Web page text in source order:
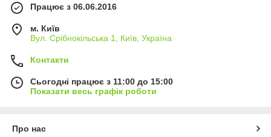
Працює з 06.06.2016
м. Київ
Вул. Срібнокільська 1, Київ, Україна
Контакти
Сьогодні працює з 11:00 до 15:00
Показати весь графік роботи
Про нас